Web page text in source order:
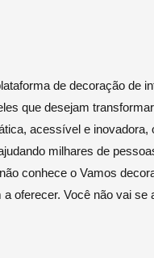
de decoração de
que desejam
acessível e inovadora,
milhares de
conhece o Vamos
oferecer. Você não vai se